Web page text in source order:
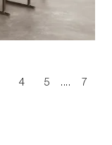
4 5 .... 7